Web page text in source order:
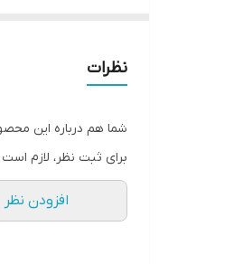
نظرات
شما هم درباره این
برای ثبت نظر، لازم
افزودن نظر